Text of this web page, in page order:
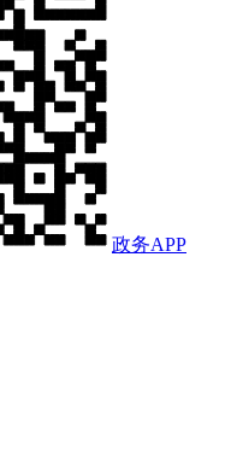
政务APP